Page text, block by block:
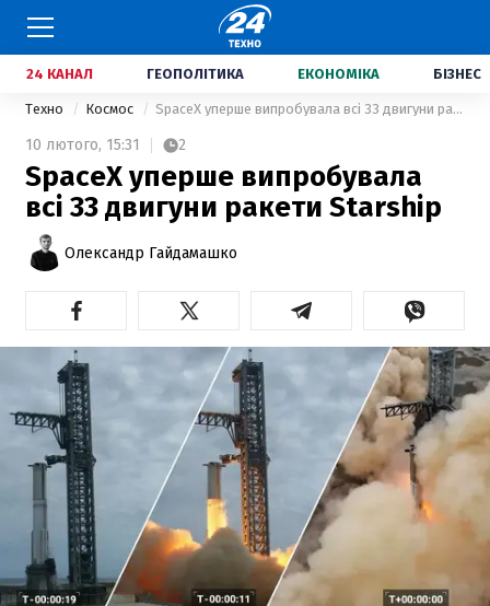
24 КАНАЛ ГЕОПОЛІТИКА ЕКОНОМІКА БІЗНЕС
Техно Космос SpaceX уперше випробувала всі 33 двигуни ракети Starship
10 лютого, 15:31 2
SpaceX уперше випробувала
всі 33 двигуни ракети Starship
Олександр Гайдамашко